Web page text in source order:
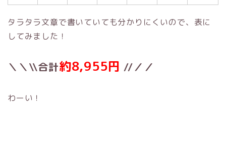
タラタラ文章で書いていても分かりにくいので、表に
してみました！
＼＼\\合計約8,955円 //／／
わーい！